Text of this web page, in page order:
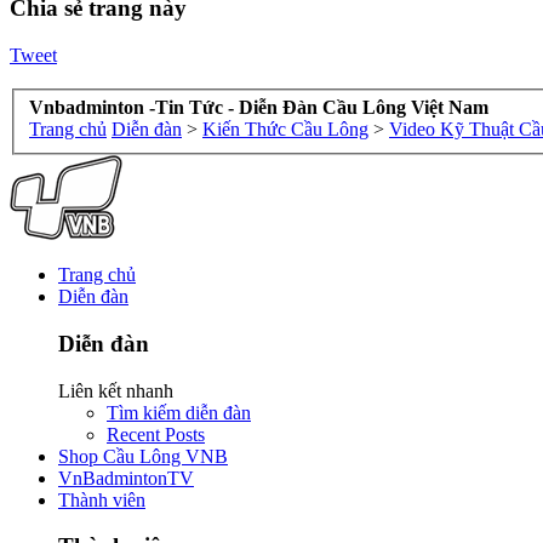
Chia sẻ trang này
Tweet
Vnbadminton -Tin Tức - Diễn Đàn Cầu Lông Việt Nam
Trang chủ Diễn đàn > Kiến Thức Cầu Lông > Video Kỹ Thuật
Trang chủ
Diễn đàn
Diễn đàn
Liên kết nhanh
Tìm kiếm diễn đàn
Recent Posts
Shop Cầu Lông VNB
VnBadmintonTV
Thành viên